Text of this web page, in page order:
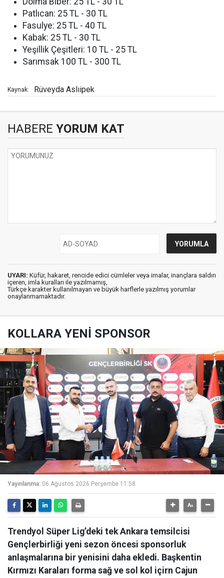
Patlıcan: 25 TL - 30 TL
Fasulye: 25 TL - 40 TL
Kabak: 25 TL - 30 TL
Yeşillik Çeşitleri: 10 TL - 25 TL
Sarımsak 100 TL - 300 TL
Kaynak: Rüveyda Aslıipek
HABERE YORUM KAT
UYARI: Küfür, hakaret, rencide edici cümleler veya imalar, inançlara saldırı
içeren, imla kuralları ile yazılmamış,
Türkçe karakter kullanılmayan ve büyük harflerle yazılmış yorumlar
onaylanmamaktadır.
KOLLARA YENİ SPONSOR
Yayınlanma: 06 Ağustos 2026 Perşembe 11:58
Trendyol Süper Lig’deki tek Ankara temsilcisi
Gençlerbirliği yeni sezon öncesi sponsorluk
anlaşmalarına bir yenisini daha ekledi. Başkentin
Kırmızı Karaları forma sağ ve sol kol içirn Cajun